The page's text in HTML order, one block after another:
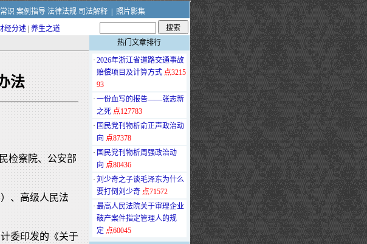
识 案例指导 法律法规 司法解释|
照片影集
经分述 养生之道
法
检察院、公安部
、高级人民法
委印发的《关于
热门文章排行
· 2026年浙江省道路交通事故
赔偿项目及计算方式 点3215
93
· 一份血写的报告——张志新
之死 点127783
· 国民党刊物析俞正声政治动
向 点87378
· 国民党刊物析周强政治动
向 点80436
· 刘少奇之子谈毛泽东为什么
要打倒刘少奇 点71572
· 最高人民法院关于审理企业
破产案件指定管理人的规
定 点60045